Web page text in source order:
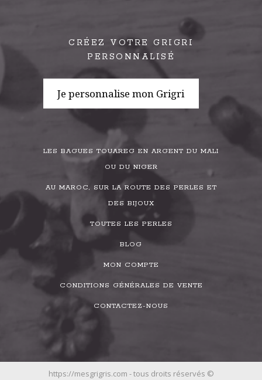
CRÉEZ VOTRE GRIGRI
PERSONNALISÉ
Je personnalise mon Grigri
LES BAGUES TOUAREG EN ARGENT DU MALI
OU DU NIGER
AU MAROC, SUR LA ROUTE DES PERLES ET
DES BIJOUX
TOUTES LES PERLES
BLOG
MON COMPTE
CONDITIONS GÉNÉRALES DE VENTE
CONTACTEZ-NOUS
https://mesgrigris.com - tous droits réservés ©